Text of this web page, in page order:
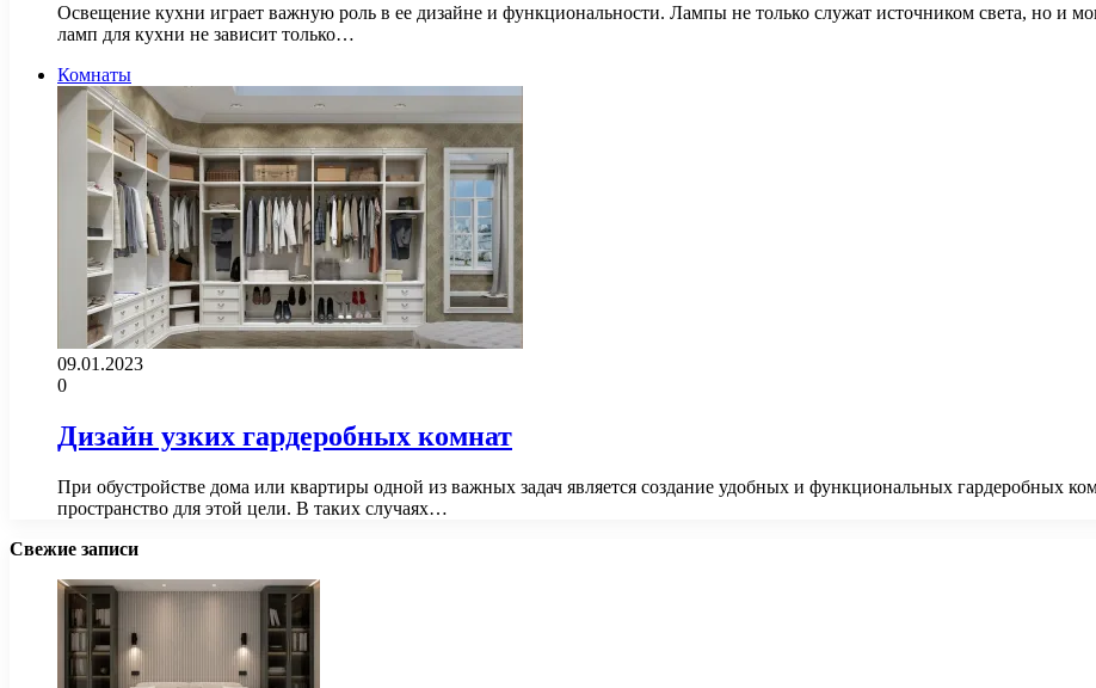
Освещение кухни играет важную роль в ее дизайне и функциональности. Лампы не только служат источником света, но и
ламп для кухни не зависит только…
Комнаты
09.01.2023
0
Дизайн узких гардеробных комнат
При обустройстве дома или квартиры одной из важных задач является создание удобных и функциональных гардеробных
пространство для этой цели. В таких случаях…
Свежие записи